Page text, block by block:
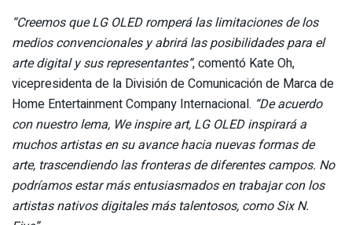
“Creemos que LG OLED romperá las limitaciones de los
medios convencionales y abrirá las posibilidades para el
arte digital y sus representantes”, comentó Kate Oh,
vicepresidenta de la División de Comunicación de Marca de
Home Entertainment Company Internacional. “De acuerdo
con nuestro lema, We inspire art, LG OLED inspirará a
muchos artistas en su avance hacia nuevas formas de
arte, trascendiendo las fronteras de diferentes campos. No
podríamos estar más entusiasmados en trabajar con los
artistas nativos digitales más talentosos, como Six N.